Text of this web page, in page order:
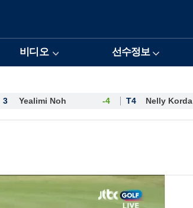
비디오 선수정보
3 Yealimi Noh -4 T4 Nelly Korda